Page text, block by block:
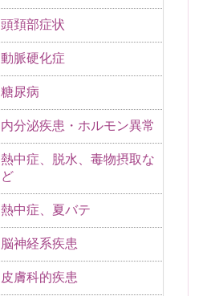
頭頚部症状
動脈硬化症
糖尿病
内分泌疾患・ホルモン異常
熱中症、脱水、毒物摂取な
ど
熱中症、夏バテ
脳神経系疾患
皮膚科的疾患